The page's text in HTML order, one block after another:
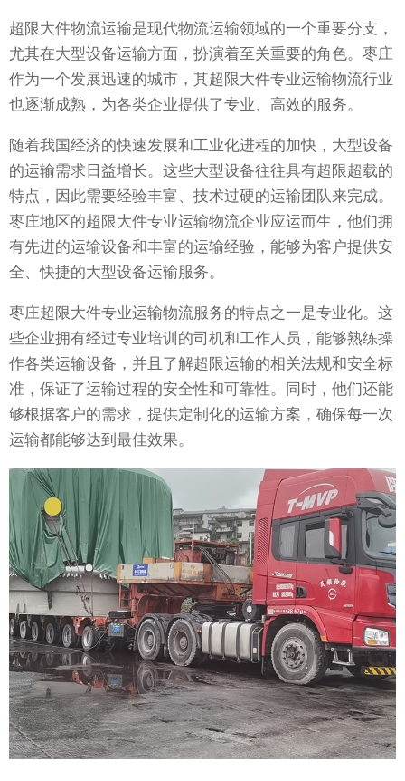
超限大件物流运输是现代物流运输领域的一个重要分支，
尤其在大型设备运输方面，扮演着至关重要的角色。枣庄
作为一个发展迅速的城市，其超限大件专业运输物流行业
也逐渐成熟，为各类企业提供了专业、高效的服务。
随着我国经济的快速发展和工业化进程的加快，大型设备
的运输需求日益增长。这些大型设备往往具有超限超载的
特点，因此需要经验丰富、技术过硬的运输团队来完成。
枣庄地区的超限大件专业运输物流企业应运而生，他们拥
有先进的运输设备和丰富的运输经验，能够为客户提供安
全、快捷的大型设备运输服务。
枣庄超限大件专业运输物流服务的特点之一是专业化。这
些企业拥有经过专业培训的司机和工作人员，能够熟练操
作各类运输设备，并且了解超限运输的相关法规和安全标
准，保证了运输过程的安全性和可靠性。同时，他们还能
够根据客户的需求，提供定制化的运输方案，确保每一次
运输都能够达到最佳效果。